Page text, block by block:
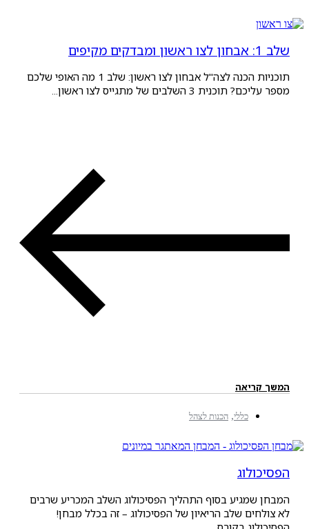
תוכניות הכנה לצה"ל אבחון לצו ראשון: שלב 1 מה האופי שלכם
3 השלבים של מתגייס לצו ראשון...
הכנות לצהל
בסוף התהליך הפסיכולוג השלב המכריע שרבים
שלב הריאיון של הפסיכולוג – זה בכלל מבחן!